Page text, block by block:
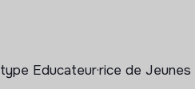
auprès des enfants de 6
(café des parents, atelier
Educateur·rice de Jeunes